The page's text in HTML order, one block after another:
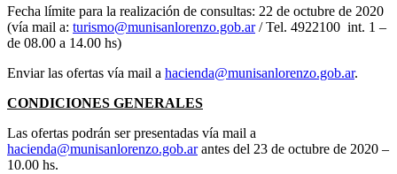
Fecha límite para la realización de consultas: 22 de octubre de 2020
(vía mail a: turismo@munisanlorenzo.gob.ar/ Tel. 4922100 int. 1 –
de 08.00 a 14.00 hs)
Enviar las ofertas vía mail a hacienda@munisanlorenzo.gob.ar.
CONDICIONES GENERALES
Las ofertas podrán ser presentadas vía mail a
hacienda@munisanlorenzo.gob.arantes del 23 de octubre de 2020 –
10.00 hs.